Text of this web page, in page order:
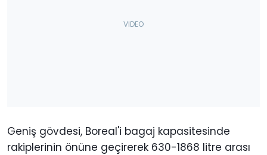
Geniş gövdesi, Boreal'i bagaj kapasitesinde
rakiplerinin önüne geçirerek 630-1868 litre arası